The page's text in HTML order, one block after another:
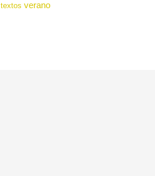
textos verano